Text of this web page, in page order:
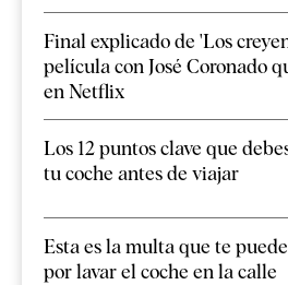
Final explicado de 'Los
película con José Coronado
en Netflix
Los 12 puntos clave que
tu coche antes de viajar
Esta es la multa que te
por lavar el coche en la calle